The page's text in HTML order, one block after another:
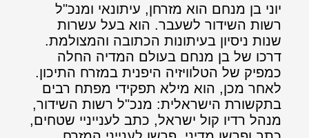
יוני בן מנחם הוא מזרחן, עיתונאי ומנכ"ל
רשות השידור לשעבר. הוא בעל עשרות
שנות ניסיון בעיתונות הכתובה והמצולמת.
דרכו של בן מנחם בעולם המדיה החלה
כמפיק של הטלוויזיה היפנית במזרח התיכון.
לאחר מכן, הוא מילא תפקידי מפתח רבים
בתקשורת הישראלית: מנכ"ל רשות השידור,
מנהל רדיו קול ישראל, כתב לענייניי שטחים,